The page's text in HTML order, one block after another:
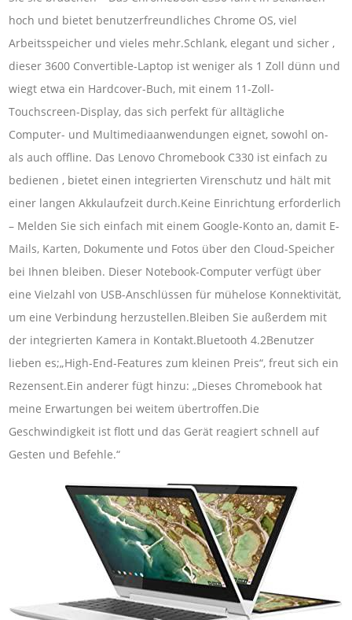
hoch und bietet benutzerfreundliches Chrome OS, viel
Arbeitsspeicher und vieles mehr.Schlank, elegant und sicher ,
dieser 3600 Convertible-Laptop ist weniger als 1 Zoll dünn und
wiegt etwa ein Hardcover-Buch, mit einem 11-Zoll-
Touchscreen-Display, das sich perfekt für alltägliche
Computer- und Multimediaanwendungen eignet, sowohl on-
als auch offline. Das Lenovo Chromebook C330 ist einfach zu
bedienen , bietet einen integrierten Virenschutz und hält mit
einer langen Akkulaufzeit durch.Keine Einrichtung erforderlich
– Melden Sie sich einfach mit einem Google-Konto an, damit E-
Mails, Karten, Dokumente und Fotos über den Cloud-Speicher
bei Ihnen bleiben. Dieser Notebook-Computer verfügt über
eine Vielzahl von USB-Anschlüssen für mühelose Konnektivität,
um eine Verbindung herzustellen.Bleiben Sie außerdem mit
der integrierten Kamera in Kontakt.Bluetooth 4.2Benutzer
lieben es;„High-End-Features zum kleinen Preis“, freut sich ein
Rezensent.Ein anderer fügt hinzu: „Dieses Chromebook hat
meine Erwartungen bei weitem übertroffen.Die
Geschwindigkeit ist flott und das Gerät reagiert schnell auf
Gesten und Befehle.“